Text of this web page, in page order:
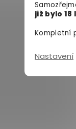
již bylo 18
Kompletní
Nastavení